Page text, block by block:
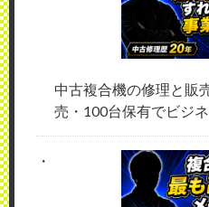
中古複合機の修理と販
売・100台保有でビジ